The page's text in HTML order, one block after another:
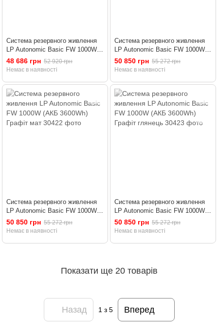
Система резервного живлення
LP Autonomic Basic FW 1000W
(АКБ 3600Wh) Чорний мат
48 686 грн 52 920 грн
Немає в наявності
Система резервного живлення
LP Autonomic Basic FW 1000W
(АКБ 3600Wh) Білий мат
50 850 грн 55 272 грн
Немає в наявності
Система резервного живлення
LP Autonomic Basic FW 1000W
(АКБ 3600Wh) Графіт мат
50 850 грн 55 272 грн
Немає в наявності
Система резервного живлення
LP Autonomic Basic FW 1000W
(АКБ 3600Wh) Графіт глянець
50 850 грн 55 272 грн
Немає в наявності
Показати ще 20 товарів
Назад 1 з 5 Вперед